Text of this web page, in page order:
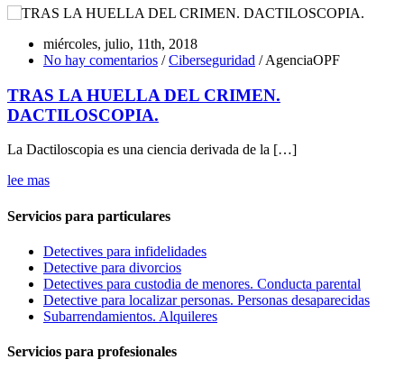
miércoles, julio, 11th, 2018
No hay comentarios /Ciberseguridad / AgenciaOPF
TRAS LA HUELLA DEL CRIMEN.
DACTILOSCOPIA.
La Dactiloscopia es una ciencia derivada de la […]
lee mas
Servicios para particulares
Detectives para infidelidades
Detective para divorcios
Detectives para custodia de menores. Conducta parental
Detective para localizar personas. Personas desaparecidas
Subarrendamientos. Alquileres
Servicios para profesionales